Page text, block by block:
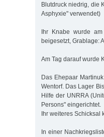
Blutdruck niedrig, die
Asphyxie" verwendet)
Ihr Knabe wurde
beigesetzt, Grablage:
Am Tag darauf wurde
Das Ehepaar
Wentorf. Das Lager
Hilfe der UNRRA
Persons" eingerichtet.
Ihr weiteres
In einer